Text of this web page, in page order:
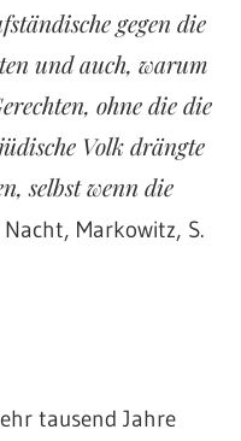
gegen die
und auch, warum
ohne die die
Volk drängte
selbst wenn die
Nacht, Markowitz, S.
tausend Jahre